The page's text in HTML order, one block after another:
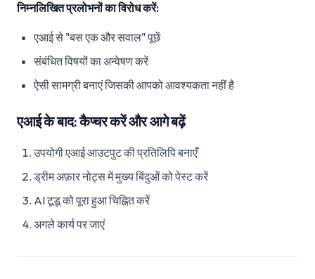
निम्नलिखित प्रलोभनों का विरोध करें:
एआई से "बस एक और सवाल" पूछें
संबंधित विषयों का अन्वेषण करें
ऐसी सामग्री बनाएं जिसकी आपको आवश्यकता नहीं है
एआई के बाद: कैप्चर करें और आगे बढ़ें
उपयोगी एआई आउटपुट की प्रतिलिपि बनाएँ
ड्रीम अफ़ार नोट्स में मुख्य बिंदुओं को पेस्ट करें
AI टूडू को पूरा हुआ चिह्नित करें
अगले कार्य पर जाएं